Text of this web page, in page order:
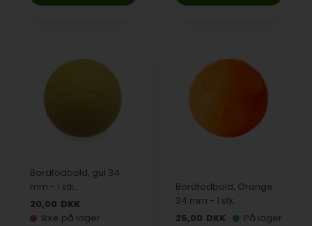
Bordfodbold, gul 34
mm - 1 stk.
20,00 DKK
Ikke på lager
Bordfodbold, Orange
34 mm - 1 stk.
25,00 DKK På lager